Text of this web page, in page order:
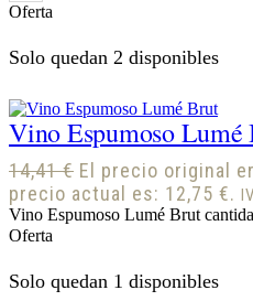
Oferta
Solo quedan 2 disponibles
Vino Espumoso Lumé
14,41€ El precio original
precio actual es: 12,75 €.
Vino Espumoso Lumé Brut
Oferta
Solo quedan 1 disponibles